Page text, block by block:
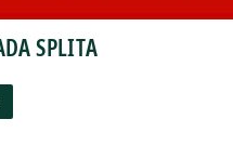
SPLITA